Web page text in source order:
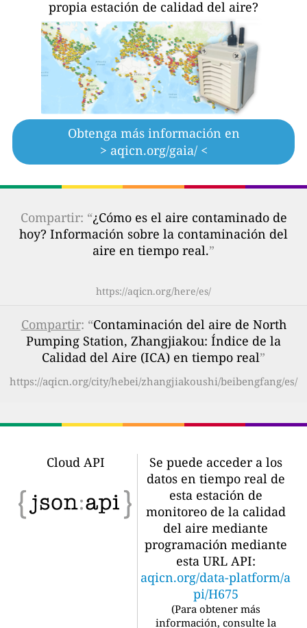
propia estación de calidad del aire?
Obtenga más información en
> aqicn.org/gaia/ <
Compartir: “¿Cómo es el aire contaminado de
hoy? Información sobre la contaminación del
aire en tiempo real.”
https://aqicn.org/here/es/
Compartir: “Contaminación del aire de North
Pumping Station, Zhangjiakou: Índice de la
Calidad del Aire (ICA) en tiempo real”
https://aqicn.org/city/hebei/zhangjiakoushi/beibengfang/es/
Cloud API
Se puede acceder a los
datos en tiempo real de
esta estación de
monitoreo de la calidad
del aire mediante
programación mediante
esta URL API:
aqicn.org/data-platform/a
pi/H675
(Para obtener más
información, consulte la